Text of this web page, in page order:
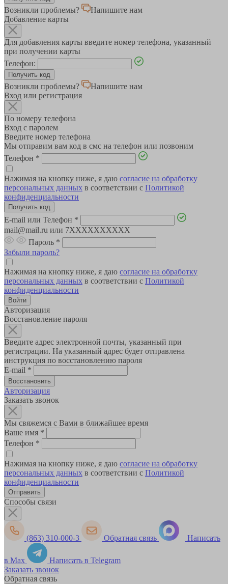
Возникли проблемы?
Напишите нам
Добавление карты
Для добавления карты введите номер телефона, указанный
при получении карты
Телефон:
Возникли проблемы?
Напишите нам
Вход или регистрация
По номеру телефона
Вход с паролем
Введите номер телефона
Мы отправим вам код в смс на телефон или позвоним
Телефон *
Нажимая на кнопку ниже, я даю согласие на обработку
персональных данных в соответствии с Политикой
конфиденциальности
E-mail или Телефон *
mail@mail.ru или 7XXXXXXXXXX
Пароль *
Забыли пароль?
Нажимая на кнопку ниже, я даю согласие на обработку
персональных данных в соответствии с Политикой
конфиденциальности
Авторизация
Восстановление пароля
Введите адрес электронной почты, указанный при
регистрации. На указанный адрес будет отправлена
инструкция по восстановлению пароля
E-mail *
Авторизация
Заказать звонок
Мы свяжемся с Вами в ближайшее время
Ваше имя *
Телефон *
Нажимая на кнопку ниже, я даю согласие на обработку
персональных данных в соответствии с Политикой
конфиденциальности
Способы связи
(863) 310-000-3 Обратная связь Написать
в Max
Написать в Telegram
Заказать звонок
Обратная связь